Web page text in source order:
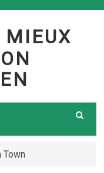
MIEUX
Town
casino